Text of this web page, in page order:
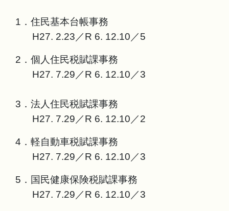
1．住民基本台帳事務
H27. 2.23／R 6. 12.10／5
2．個人住民税賦課事務
H27. 7.29／R 6. 12.10／3
3．法人住民税賦課事務
H27. 7.29／R 6. 12.10／2
4．軽自動車税賦課事務
H27. 7.29／R 6. 12.10／3
5．国民健康保険税賦課事務
H27. 7.29／R 6. 12.10／3